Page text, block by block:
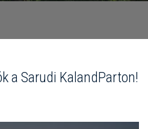
a Sarudi KalandParton!